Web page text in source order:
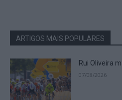
ARTIGOS MAIS POPULARES
Rui Oliveira
07/08/2026